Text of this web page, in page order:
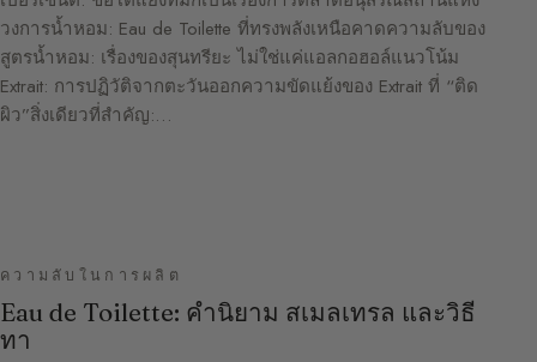
วงการน้ำหอม: Eau de Toilette ที่ทรงพลังเหนือคาดความลับของ
สูตรน้ำหอม: เรื่องของสุนทรียะ ไม่ใช่แค่แอลกอฮอล์แนวโน้ม
Extrait: การปฏิวัติจากตะวันออกความขัดแย้งของ Extrait ที่ “ติด
ผิว”สิ่งเดียวที่สำคัญ:…
ความลับในการผลิต
Eau de Toilette: คำนิยาม สเมลเทรล และวิธี
ทา